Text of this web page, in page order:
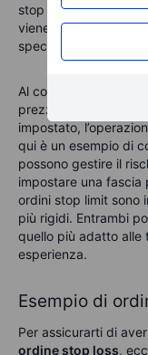
stop limit, l’ordine
viene chiuso solo
specifico.
Al contrario, se
prezzo fosse aperto
impostato,
qui è un esempio di
possono gestire il
impostare una fascia
ordini stop limit sono
più rigidi. Entrambi
quello più adatto alle
esperienza.
Esempio di
Per assicurarti di
ordine stop loss,